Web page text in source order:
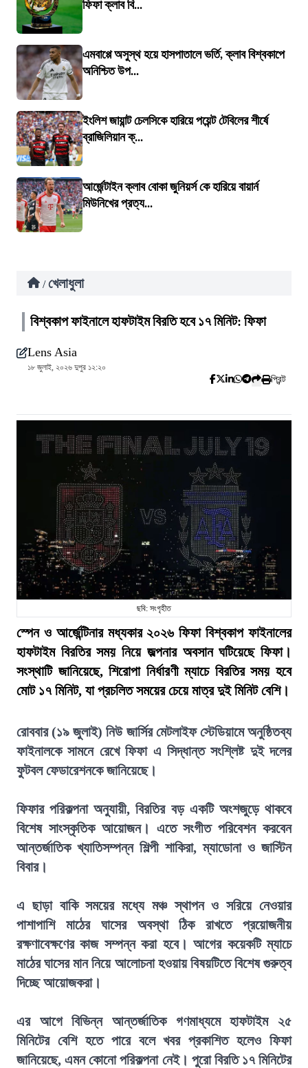
ফিফা ক্লাব বি...
এমবাপ্পে অসুস্থ হয়ে হাসপাতালে ভর্তি, ক্লাব বিশ্বকাপে
অনিশ্চিত উপ...
ইংলিশ জায়ান্ট চেলসিকে হারিয়ে পয়েন্ট টেবিলের শীর্ষে
ব্রাজিলিয়ান ক্...
আর্জেন্টাইন ক্লাব বোকা জুনিয়র্স কে হারিয়ে বায়ার্ন
মিউনিখের প্রত্য...
/ খেলাধুলা
বিশ্বকাপ ফাইনালে হাফটাইম বিরতি হবে ১৭ মিনিট: ফিফা
Lens Asia
১৮ জুলাই, ২০২৬ দুপুর ১২:২০
প্রিন্ট
ছবি: সংগৃহীত
স্পেন ও আর্জেন্টিনার মধ্যকার ২০২৬ ফিফা বিশ্বকাপ ফাইনালের
হাফটাইম বিরতির সময় নিয়ে জল্পনার অবসান ঘটিয়েছে ফিফা।
সংস্থাটি জানিয়েছে, শিরোপা নির্ধারণী ম্যাচে বিরতির সময় হবে
মোট ১৭ মিনিট, যা প্রচলিত সময়ের চেয়ে মাত্র দুই মিনিট বেশি।
রোববার (১৯ জুলাই) নিউ জার্সির মেটলাইফ স্টেডিয়ামে অনুষ্ঠিতব্য
ফাইনালকে সামনে রেখে ফিফা এ সিদ্ধান্ত সংশ্লিষ্ট দুই দলের
ফুটবল ফেডারেশনকে জানিয়েছে।
ফিফার পরিকল্পনা অনুযায়ী, বিরতির বড় একটি অংশজুড়ে থাকবে
বিশেষ সাংস্কৃতিক আয়োজন। এতে সংগীত পরিবেশন করবেন
আন্তর্জাতিক খ্যাতিসম্পন্ন শিল্পী শাকিরা, ম্যাডোনা ও জাস্টিন
বিবার।
এ ছাড়া বাকি সময়ের মধ্যে মঞ্চ স্থাপন ও সরিয়ে নেওয়ার
পাশাপাশি মাঠের ঘাসের অবস্থা ঠিক রাখতে প্রয়োজনীয়
রক্ষণাবেক্ষণের কাজ সম্পন্ন করা হবে। আগের কয়েকটি ম্যাচে
মাঠের ঘাসের মান নিয়ে আলোচনা হওয়ায় বিষয়টিতে বিশেষ গুরুত্ব
দিচ্ছে আয়োজকরা।
এর আগে বিভিন্ন আন্তর্জাতিক গণমাধ্যমে হাফটাইম ২৫
মিনিটের বেশি হতে পারে বলে খবর প্রকাশিত হলেও ফিফা
জানিয়েছে, এমন কোনো পরিকল্পনা নেই। পুরো বিরতি ১৭ মিনিটের